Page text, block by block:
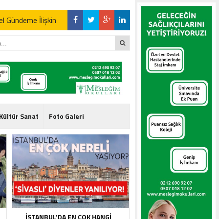
Gündeme İlişkin
İlişkin
İlişkin
Kültür Sanat Foto Galeri
İSTANBUL’DA EN ÇOK HANGI